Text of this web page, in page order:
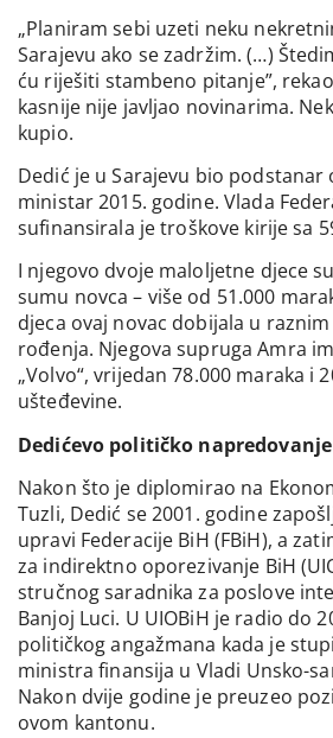
„Planiram sebi uzeti neku
Sarajevu ako se zadržim. (…)
ću riješiti stambeno pitanje”,
kasnije nije javljao novinarima.
kupio.
Dedić je u Sarajevu bio podstanar
ministar 2015. godine. Vlada
sufinansirala je troškove kirije sa
I njegovo dvoje maloljetne djece
sumu novca – više od 51.000
djeca ovaj novac dobijala u
rođenja. Njegova supruga Amra
„Volvo“, vrijedan 78.000 maraka i
ušteđevine.
Dedićevo političko napredovanje
Nakon što je diplomirao na
Tuzli, Dedić se 2001. godine
upravi Federacije BiH (FBiH), a
za indirektno oporezivanje BiH
stručnog saradnika za poslove
Banjoj Luci. U UIOBiH je radio do
političkog angažmana kada je
ministra finansija u Vladi Unsko-
Nakon dvije godine je preuzeo
ovom kantonu.